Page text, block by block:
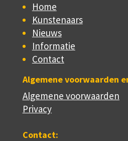
Home
Kunstenaars
Nieuws
Informatie
Contact
Algemene voorwaarden
Algemene voorwaarden
Privacy
Contact: